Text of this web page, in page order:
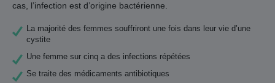
cas, l’infection est d’origine bactérienne.
La majorité des femmes souffriront une fois dans leur vie d’une
cystite
Une femme sur cinq a des infections répétées
Se traite des médicaments antibiotiques